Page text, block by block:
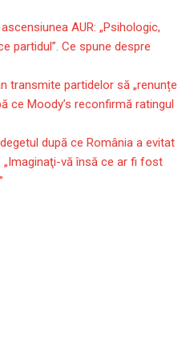
AUR: „Psihologic,
partidul”. Ce spune despre
transmite partidelor să „renunțe
ce Moody’s reconfirmă ratingul
după ce România a evitat
„Imaginaţi-vă însă ce ar fi fost